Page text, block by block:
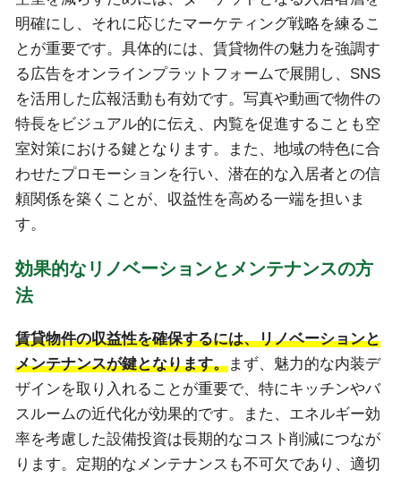
明確にし、それに応じたマーケティング戦略を練るこ
とが重要です。具体的には、賃貸物件の魅力を強調す
る広告をオンラインプラットフォームで展開し、SNS
を活用した広報活動も有効です。写真や動画で物件の
特長をビジュアル的に伝え、内覧を促進することも空
室対策における鍵となります。また、地域の特色に合
わせたプロモーションを行い、潜在的な入居者との信
頼関係を築くことが、収益性を高める一端を担いま
す。
効果的なリノベーションとメンテナンスの方
法
賃貸物件の収益性を確保するには、リノベーションと
メンテナンスが鍵となります。まず、魅力的な内装デ
ザインを取り入れることが重要で、特にキッチンやバ
スルームの近代化が効果的です。また、エネルギー効
率を考慮した設備投資は長期的なコスト削減につなが
ります。定期的なメンテナンスも不可欠であり、適切